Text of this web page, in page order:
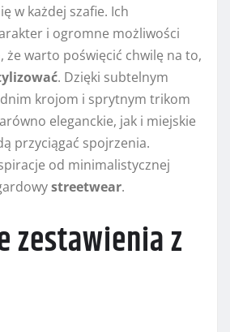
w każdej szafie. Ich
i ogromne możliwości
że warto poświęcić chwilę na to,
. Dzięki subtelnym
krojom i sprytnym trikom
eleganckie, jak i miejskie
przyciągać spojrzenia.
od minimalistycznej
streetwear.
zestawienia z